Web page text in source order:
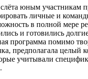
юным участникам
личные и
в полной мере
и готовились
программа помимо
предполагала целый
учитывали